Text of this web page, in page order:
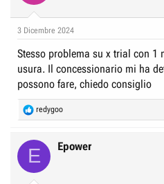
s
3 Dicembre 2024
Stesso problema su x trial con 1
usura. Il concessionario mi ha
possono fare, chiedo consiglio
R
e
c
t
redygoo
E Epower